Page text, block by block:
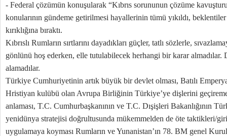
- Federal çözümün konuşularak “Kıbrıs sorununun çözüme
konularının gündeme getirilmesi hayallerinin tümü yıkıldı,
kırıklığına bıraktı.
Kıbrıslı Rumların sırtlarını dayadıkları güçler, tatlı sözlerle,
gönlünü hoş ederken, elle tutulabilecek herhangi bir karar almadılar.
alamadılar.
Türkiye Cumhuriyetinin artık büyük bir devlet olması, Batılı
Hristiyan kulübü olan Avrupa Birliğinin Türkiye’ye dişlerini
anlaması, T.C. Cumhurbaşkanının ve T.C. Dışişleri Bakanlığının
yenidünya stratejisi doğrultusunda mükemmelden de öte taktikleri/
uygulamaya koyması Rumların ve Yunanistan’ın 78. BM genel